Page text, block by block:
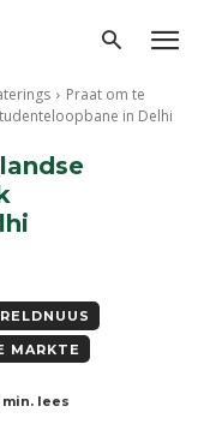
Praat om te
in Delhi
MARKTE
min. lees